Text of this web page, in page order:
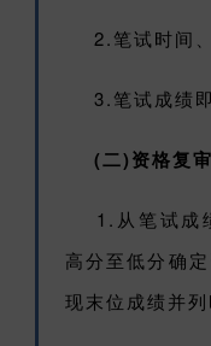
2.笔试时间、
3.笔试成绩即
(二)资格复审
1.从笔试成
高分至低分确
现末位成绩并